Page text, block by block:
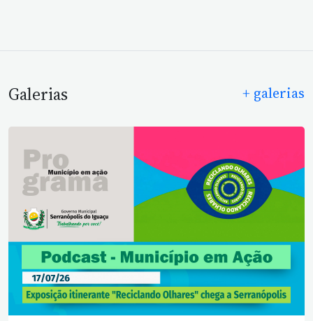
Galerias + galerias